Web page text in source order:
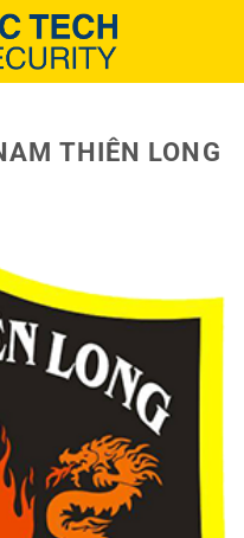
THIÊN LONG